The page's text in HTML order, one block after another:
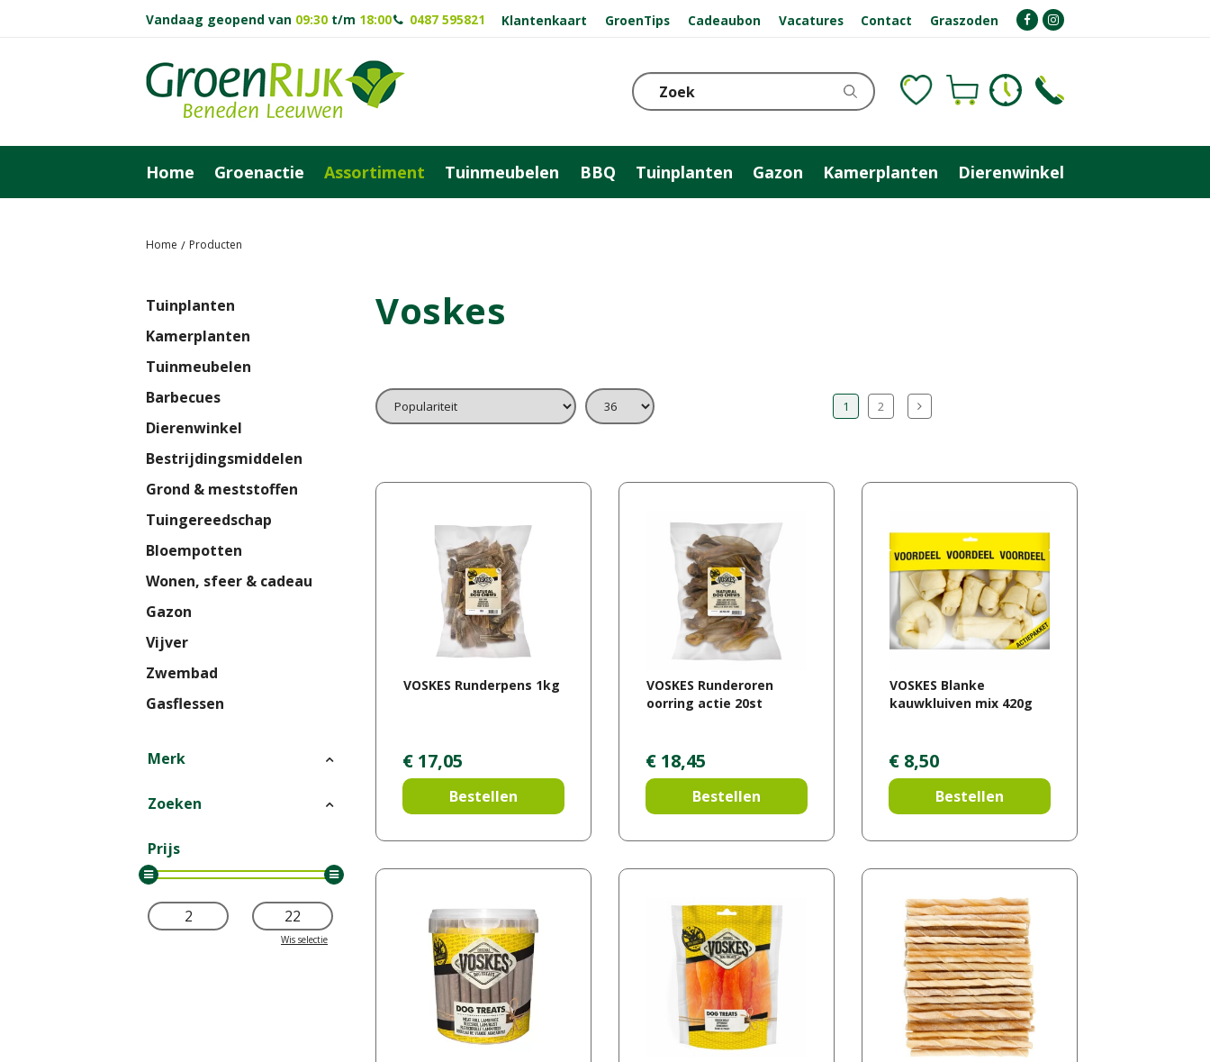
Home Producten
Vandaag geopend van 09:30 t/m 18:00 0487 595821 Klantenkaart GroenTips Cadeaubon Vacatures Contact Graszoden
Home Groenactie Assortiment Tuinmeubelen BBQ Tuinplanten Gazon Kamerplanten Dierenwinkel
Voskes
1 2
VOSKES Runderpens 1kg
€ 17,05
Bestellen
VOSKES Runderoren
oorring actie 20st
€ 18,45
Bestellen
VOSKES Blanke
kauwkluiven mix 420g
€ 8,50
Bestellen
Tuinplanten
Kamerplanten
Tuinmeubelen
Barbecues
Dierenwinkel
Bestrijdingsmiddelen
Grond & meststoffen
Tuingereedschap
Bloempotten
Wonen, sfeer & cadeau
Gazon
Vijver
Zwembad
Gasflessen
Merk
Zoeken
Prijs
Wis selectie